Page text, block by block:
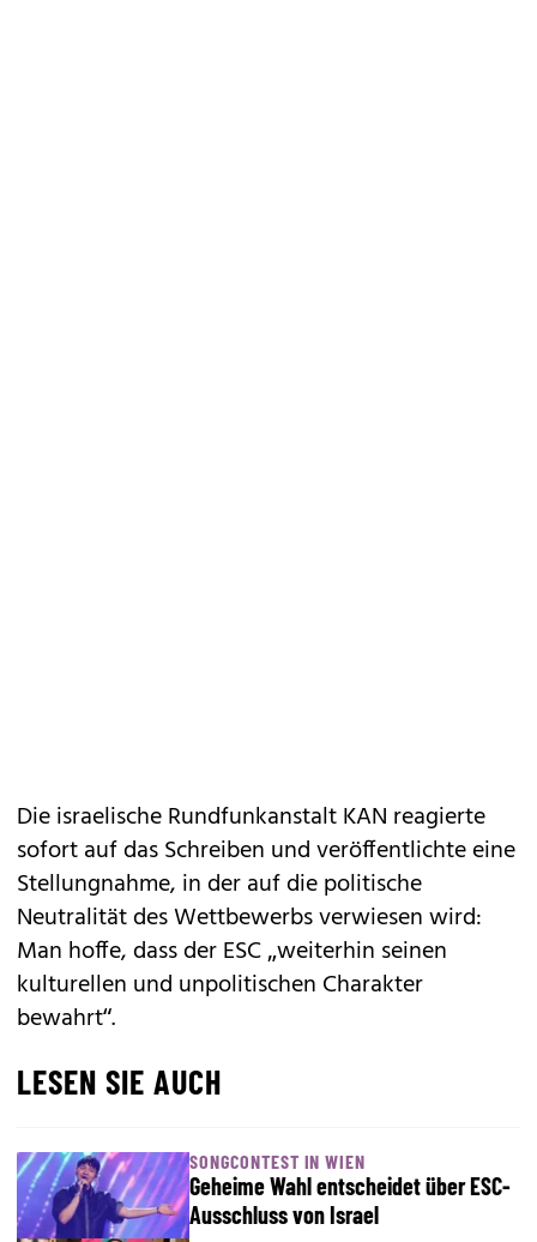
Die israelische Rundfunkanstalt KAN reagierte
sofort auf das Schreiben und veröffentlichte eine
Stellungnahme, in der auf die politische
Neutralität des Wettbewerbs verwiesen wird:
Man hoffe, dass der ESC „weiterhin seinen
kulturellen und unpolitischen Charakter
bewahrt“.
LESEN SIE AUCH
SONGCONTEST IN WIEN
Geheime Wahl entscheidet über ESC-
Ausschluss von Israel